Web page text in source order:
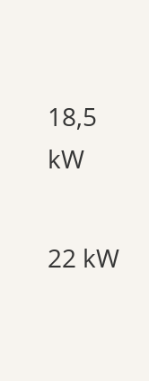
18,5
kW
22 kW